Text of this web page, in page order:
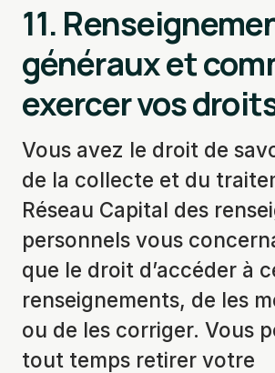
11.
généraux et
exercer vos
Vous avez le droit de
de la collecte et du
Réseau Capital des
personnels vous
que le droit d’accéder à
renseignements, de les
ou de les corriger. Vous
tout temps retirer votre